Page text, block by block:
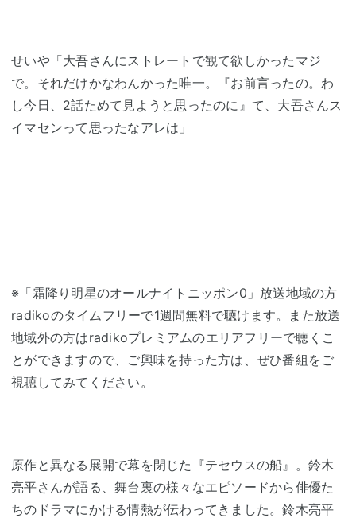
せいや「大吾さんにストレートで観て欲しかったマジ
で。それだけかなわんかった唯一。『お前言ったの。わ
し今日、2話ためて見ようと思ったのに』て、大吾さんス
イマセンって思ったなアレは」
※「霜降り明星のオールナイトニッポン0」放送地域の方
radikoのタイムフリーで1週間無料で聴けます。また放送
地域外の方はradikoプレミアムのエリアフリーで聴くこ
とができますので、ご興味を持った方は、ぜひ番組をご
視聴してみてください。
原作と異なる展開で幕を閉じた『テセウスの船』。鈴木
亮平さんが語る、舞台裏の様々なエピソードから俳優た
ちのドラマにかける情熱が伝わってきました。鈴木亮平